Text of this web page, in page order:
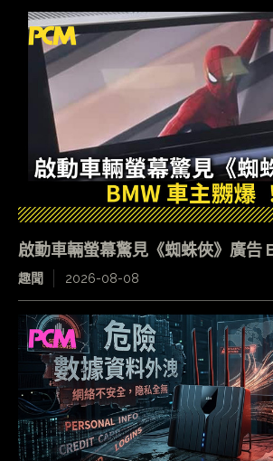
啟動車輛螢幕驚見《蜘蛛俠》廣告
趣聞 2026-08-08